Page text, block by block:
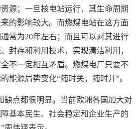
源；一旦核电站运行，其生命周期
的影响较大。而燃煤电站在这方面
常为20年左右；而且可以对其进行
封存和利用技术，实现清洁利用，
不一定相互矛盾。燃煤电厂只要不
能源局势变化“随时关，随时开”。
缺点都很明显。当前欧洲各国加大对
基本民生、社会稳定和企业生产的